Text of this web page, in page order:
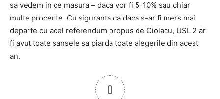
sa vedem in ce masura – daca vor fi 5-10% sau chiar
multe procente. Cu siguranta ca daca s-ar fi mers mai
departe cu acel referendum propus de Ciolacu, USL 2 ar
fi avut toate sansele sa piarda toate alegerile din acest
an.
0